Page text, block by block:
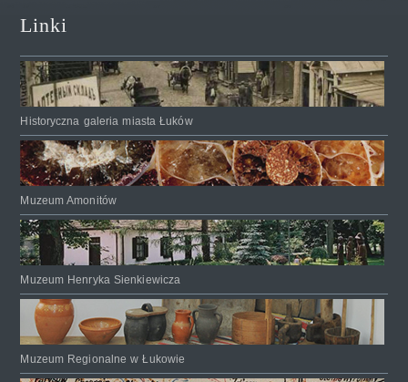
Linki
Historyczna galeria miasta Łuków
Muzeum Amonitów
Muzeum Henryka Sienkiewicza
Muzeum Regionalne w Łukowie